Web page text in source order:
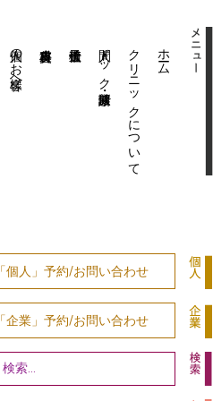
個人のお客様へ 人間ドック・健康診断 クリニックについて ホーム
「個人」予約/お問い合わせ
「企業」予約/お問い合わせ